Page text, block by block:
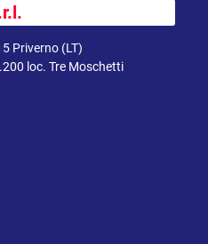
Priverno (LT)
loc. Tre Moschetti